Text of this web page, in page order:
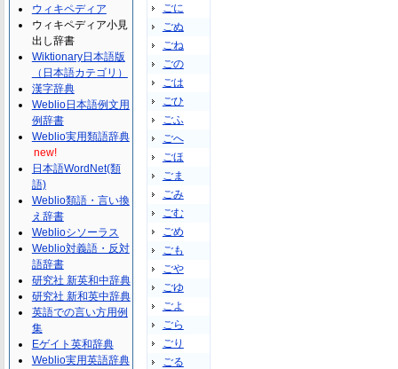
ごに
ごぬ
ごね
ごの
ごは
ごひ
ごふ
ごへ
ごほ
ごま
ごみ
ごむ
ごめ
ごも
ごや
ごゆ
ごよ
ごら
ごり
ごる
ウィキペディア
ウィキペディア小見
出し辞書
Wiktionary日本語版
（日本語カテゴリ）
漢字辞典
Weblio日本語例文用
例辞書
Weblio実用類語辞典
new!
日本語WordNet(類
語)
Weblio類語・言い換
え辞書
Weblioシソーラス
Weblio対義語・反対
語辞書
研究社 新英和中辞典
研究社 新和英中辞典
英語での言い方用例
集
Eゲイト英和辞典
Weblio実用英語辞典